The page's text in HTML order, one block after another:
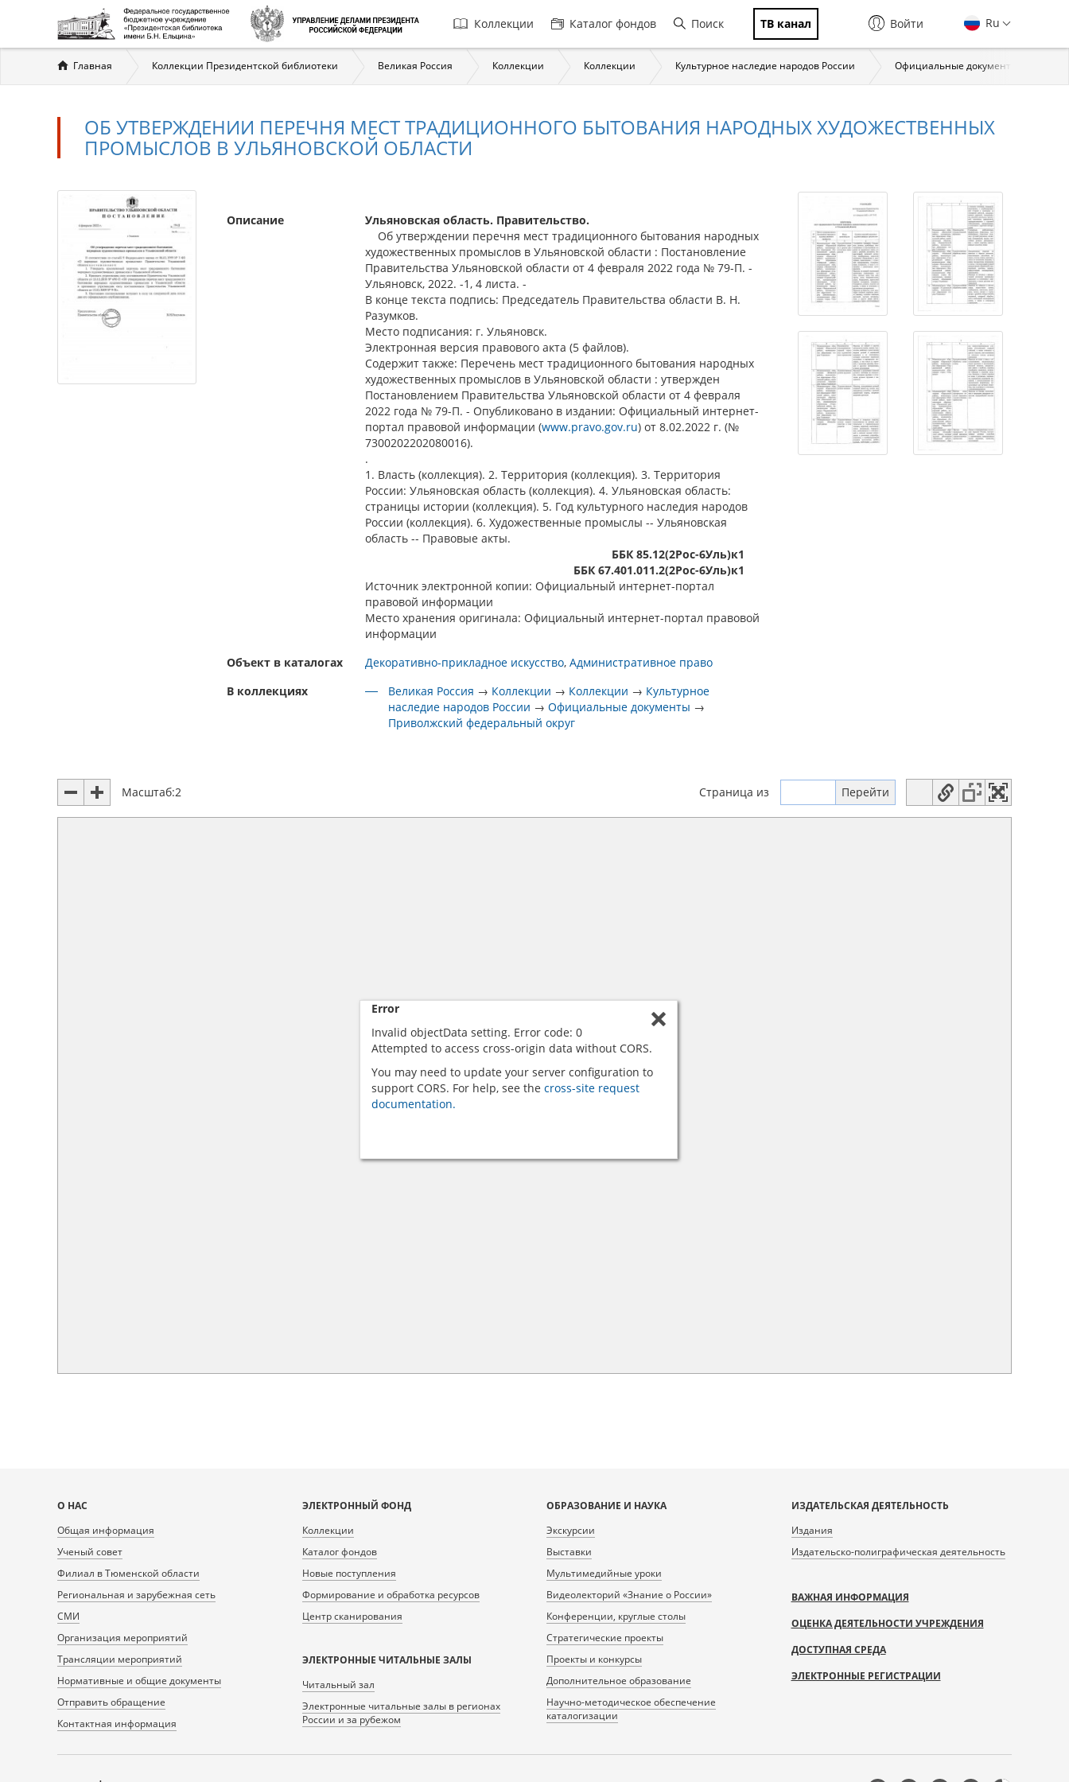
Главная
навигация
Коллекции Каталог фондов Поиск ТВ канал Ru
Войти
Вы
здесь
Главная Коллекции Президентской библиотеки Великая Россия Коллекции Коллекции Культурное наследие народов России Официальные документы
ОБ УТВЕРЖДЕНИИ ПЕРЕЧНЯ МЕСТ ТРАДИЦИОННОГО БЫТОВАНИЯ НАРОДНЫХ ХУДОЖЕСТВЕННЫХ
ПРОМЫСЛОВ В УЛЬЯНОВСКОЙ ОБЛАСТИ
Описание
Ульяновская область. Правительство.
Об утверждении перечня мест традиционного бытования народных
художественных промыслов в Ульяновской области : Постановление
Правительства Ульяновской области от 4 февраля 2022 года № 79-П. -
Ульяновск, 2022. -1, 4 листа. -
В конце текста подпись: Председатель Правительства области В. Н.
Разумков.
Место подписания: г. Ульяновск.
Электронная версия правового акта (5 файлов).
Содержит также: Перечень мест традиционного бытования народных
художественных промыслов в Ульяновской области : утвержден
Постановлением Правительства Ульяновской области от 4 февраля
2022 года № 79-П. - Опубликовано в издании: Официальный интернет-
портал правовой информации (www.pravo.gov.ru) от 8.02.2022 г. (№
7300202202080016).
.
1. Власть (коллекция). 2. Территория (коллекция). 3. Территория
России: Ульяновская область (коллекция). 4. Ульяновская область:
страницы истории (коллекция). 5. Год культурного наследия народов
России (коллекция). 6. Художественные промыслы -- Ульяновская
область -- Правовые акты.
ББК 85.12(2Рос-6Уль)к1
ББК 67.401.011.2(2Рос-6Уль)к1
Источник электронной копии: Официальный интернет-портал
правовой информации
Место хранения оригинала: Официальный интернет-портал правовой
информации
Объект в каталогах
Декоративно-прикладное искусство Административное право
В коллекциях
Великая Россия → Коллекции → Коллекции → Культурное
наследие народов России →Официальные документы →
Приволжский федеральный округ
Масштаб:2 Страница из
Error
Invalid objectData setting. Error code: 0
Attempted to access cross-origin data without CORS.
You may need to update your server configuration to
support CORS. For help, see the cross-site request
documentation.
Карта
сайта
О НАС
Общая информация
Ученый совет
Филиал в Тюменской области
Региональная и зарубежная сеть
СМИ
Организация мероприятий
Трансляции мероприятий
Нормативные и общие документы
Отправить обращение
Контактная информация
ЭЛЕКТРОННЫЙ ФОНД
Коллекции
Каталог фондов
Новые поступления
Формирование и обработка ресурсов
Центр сканирования
ЭЛЕКТРОННЫЕ ЧИТАЛЬНЫЕ ЗАЛЫ
Читальный зал
Электронные читальные залы в регионах
России и за рубежом
ОБРАЗОВАНИЕ И НАУКА
Экскурсии
Выставки
Мультимедийные уроки
Видеолекторий «Знание о России»
Конференции, круглые столы
Стратегические проекты
Проекты и конкурсы
Дополнительное образование
Научно-методическое обеспечение
каталогизации
ИЗДАТЕЛЬСКАЯ ДЕЯТЕЛЬНОСТЬ
Издания
Издательско-полиграфическая деятельность
ВАЖНАЯ ИНФОРМАЦИЯ
ОЦЕНКА ДЕЯТЕЛЬНОСТИ УЧРЕЖДЕНИЯ
ДОСТУПНАЯ СРЕДА
ЭЛЕКТРОННЫЕ РЕГИСТРАЦИИ